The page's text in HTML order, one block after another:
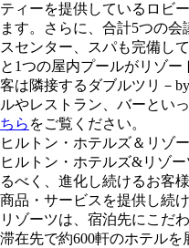
ティーを提供しているロビ
ます。さらに、合計5つの
スセンター、スパも完備し
と1つの屋内プールがリゾ
客は隣接するダブルツリ－
ルやレストラン、バーとい
ちら をご覧ください。
ヒルトン・ホテルズ＆リゾ
ヒルトン・ホテルズ&リゾ
るべく、進化し続けるお客
商品・サービスを提供し続
リゾーツは、宿泊先にこだ
滞在先で約600軒のホテル